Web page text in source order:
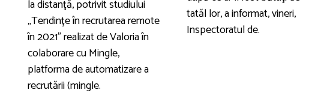
la distanţă, potrivit studiului
„Tendinţe în recrutarea remote
în 2021” realizat de Valoria în
colaborare cu Mingle,
platforma de automatizare a
recrutării (mingle.
tatăl lor, a informat, vineri,
Inspectoratul de.